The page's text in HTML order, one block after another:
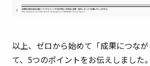
以上、ゼロから始めて「成果につな
て、5つのポイントをお伝えしました